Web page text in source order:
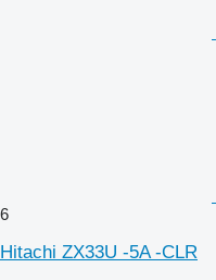
6
Hitachi ZX33U -5A -CLR